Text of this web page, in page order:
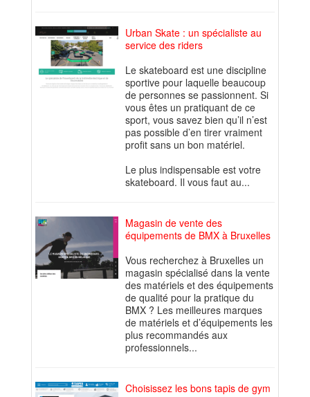
Urban Skate : un spécialiste au
service des riders
Le skateboard est une discipline
sportive pour laquelle beaucoup
de personnes se passionnent. Si
vous êtes un pratiquant de ce
sport, vous savez bien qu’il n’est
pas possible d’en tirer vraiment
profit sans un bon matériel.
Le plus indispensable est votre
skateboard. Il vous faut au...
Magasin de vente des
équipements de BMX à Bruxelles
Vous recherchez à Bruxelles un
magasin spécialisé dans la vente
des matériels et des équipements
de qualité pour la pratique du
BMX ? Les meilleures marques
de matériels et d’équipements les
plus recommandés aux
professionnels...
Choisissez les bons tapis de gym